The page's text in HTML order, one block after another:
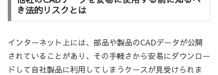
き法的リスクとは
インターネット上には、部品や製品のCADデータが公開
されていることがあり、その手軽さから安易にダウンロー
ドして自社製品に利用してしまうケースが見受けられま